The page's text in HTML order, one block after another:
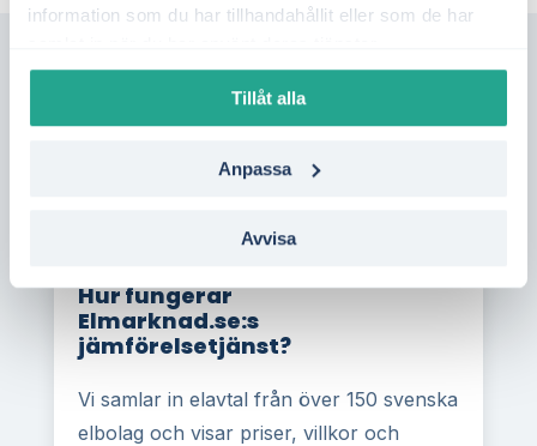
information som du har tillhandahållit eller som de har
Tillåt alla
Anpassa
Avvisa
Vanliga frågor & svar
Hur fungerar
Elmarknad.se:s
jämförelsetjänst?
Vi samlar in elavtal från över 150 svenska
elbolag och visar priser, villkor och